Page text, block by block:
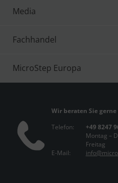
Media
Fachhandel
MicroStep Europa
Wir beraten Sie
Telefon:
+49 8247
Montag –
Freitag
E-Mail: